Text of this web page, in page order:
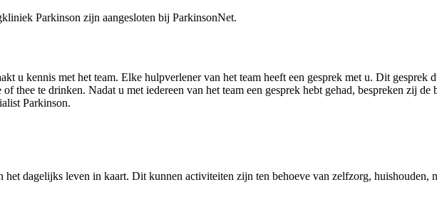
Parkinson zijn aangesloten bij ParkinsonNet.
u kennis met het team. Elke hulpverlener van het team heeft een gesprek met u. Dit
thee te drinken. Nadat u met iedereen van het team een gesprek hebt gehad, bespreken zij
Parkinson.
het dagelijks leven in kaart. Dit kunnen activiteiten zijn ten behoeve van zelfzorg,